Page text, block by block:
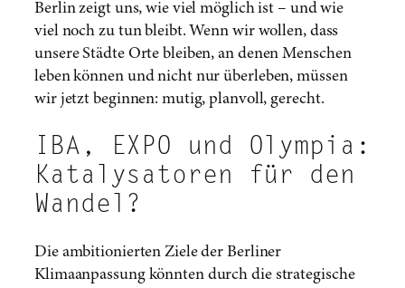
Berlin zeigt uns, wie viel möglich ist – und wie
viel noch zu tun bleibt. Wenn wir wollen, dass
unsere Städte Orte bleiben, an denen Menschen
leben können und nicht nur überleben, müssen
wir jetzt beginnen: mutig, planvoll, gerecht.
IBA, EXPO und Olympia:
Katalysatoren für den
Wandel?
Die ambitionierten Ziele der Berliner
Klimaanpassung könnten durch die strategische